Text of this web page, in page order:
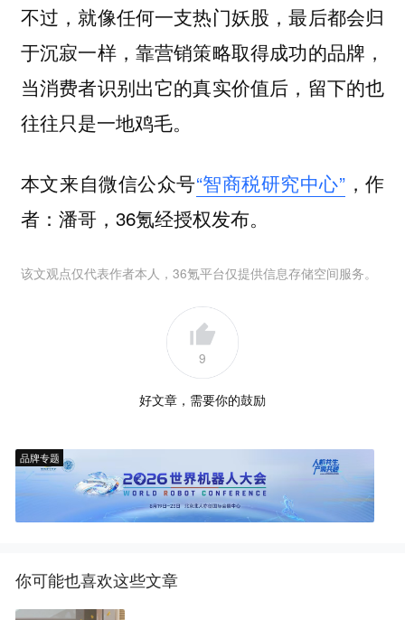
不过，就像任何一支热门妖股，最后都会归
于沉寂一样，靠营销策略取得成功的品牌，
当消费者识别出它的真实价值后，留下的也
往往只是一地鸡毛。
本文来自微信公众号“智商税研究中心” ，作
者：潘哥，36氪经授权发布。
该文观点仅代表作者本人，36氪平台仅提供信息存储空间服务。
9
好文章，需要你的鼓励
品牌专题
你可能也喜欢这些文章